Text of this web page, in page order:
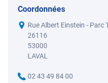
Coordonnées
Rue Albert Einstein - Parc
26116
53000
LAVAL
02 43 49 84 00